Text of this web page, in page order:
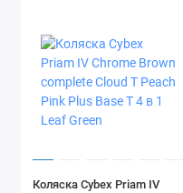
Коляска Cybex Priam IV